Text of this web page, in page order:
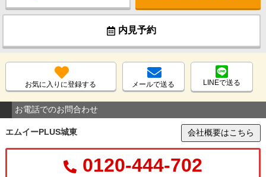
内見予約
お気に入りに登録する メールで送る LINEで送る
お電話でのお問合わせ
エムイーPLUS城東 会社概要はこちら
0120-444-702